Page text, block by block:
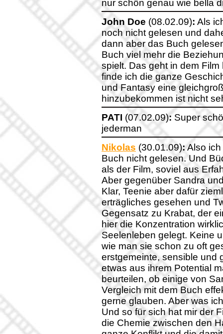
nur schön genau wie bella
John Doe (08.02.09): Als
noch nicht gelesen und
dann aber das Buch
Buch viel mehr die
spielt. Das geht in dem
finde ich die ganze
und Fantasy eine
hinzubekommen ist nicht
PATI (07.02.09): Super
jederman
Nikolas (30.01.09):Also ich
Buch nicht gelesen. Und
als der Film, soviel aus
Aber gegenüber Sandra
Klar, Teenie aber dafür
erträgliches gesehen und
Gegensatz zu Krabat, der
hier die Konzentration
Seelenleben gelegt. Keine
wie man sie schon zu oft
erstgemeinte, sensible und
etwas aus ihrem Potential
beurteilen, ob einige von
Vergleich mit dem Buch
gerne glauben. Aber was
Und so für sich hat mir der
die Chemie zwischen den